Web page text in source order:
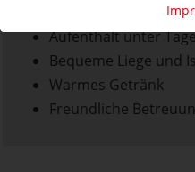
Aufenthalt unter
Bequeme Liege und
Warmes Getränk
Freundliche